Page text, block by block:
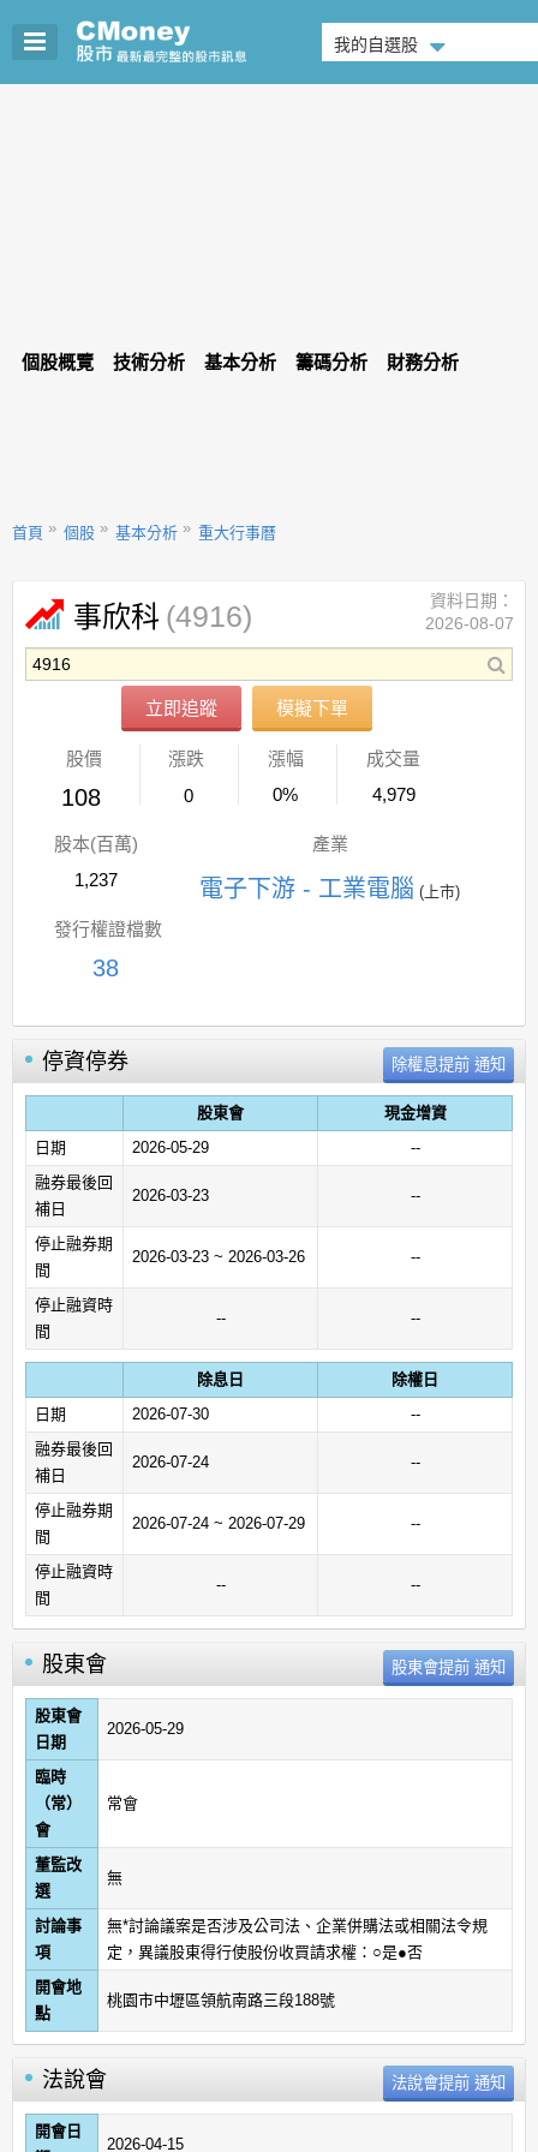
我的自選股
個股概覽 技術分析 基本分析 籌碼分析 財務分析
首頁 個股 基本分析 重大行事曆
事欣科 (4916)
立即追蹤 模擬下單
資料日期：
2026-08-07
股價
108
漲跌
0
漲幅
0%
成交量
4,979
股本(百萬)
1,237
產業
電子下游 - 工業電腦 (上市)
發行權證檔數
38
停資停券
股東會
現金增資
日期
2026-05-29
--
融券最後回
補日
2026-03-23 --
停止融券期
間
2026-03-23 ~ 2026-03-26 --
停止融資時
間
-- --
除息日
除權日
日期
2026-07-30
--
融券最後回
補日
2026-07-24 --
停止融券期
間
2026-07-24 ~ 2026-07-29 --
停止融資時
間
-- --
股東會
股東會
日期
2026-05-29
臨時
（常）
會
常會
董監改
選
無
討論事
項
無*討論議案是否涉及公司法、企業併購法或相關法令規
定，異議股東得行使股份收買請求權：○是●否
開會地
點
桃園市中壢區領航南路三段188號
法說會
開會日
2026-04-15